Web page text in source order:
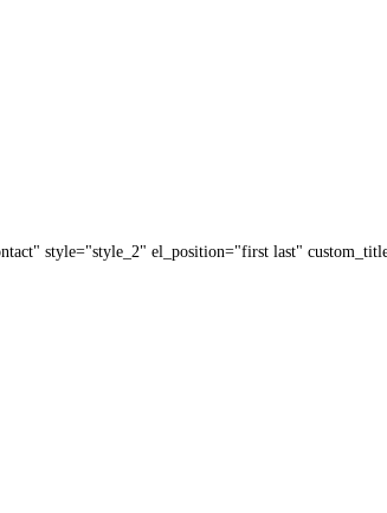
style="style_2" el_position="first last"